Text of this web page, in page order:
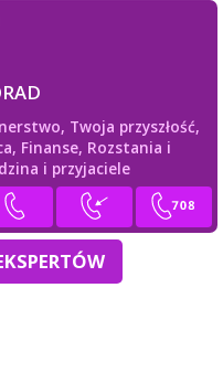
Twoja przyszłość,
Finanse, Rozstania i
i przyjaciele